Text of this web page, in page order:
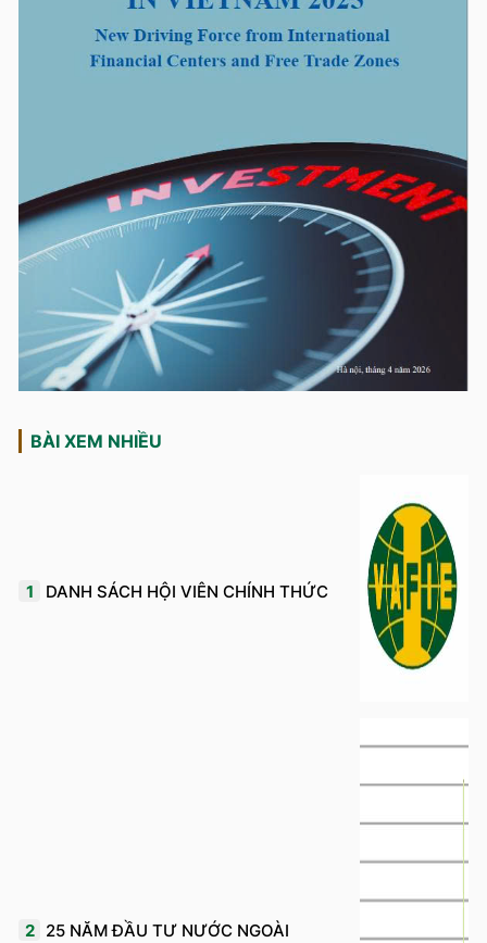
BÀI XEM NHIỀU
1 DANH SÁCH HỘI VIÊN CHÍNH THỨC
2
25 NĂM ĐẦU TƯ NƯỚC NGOÀI